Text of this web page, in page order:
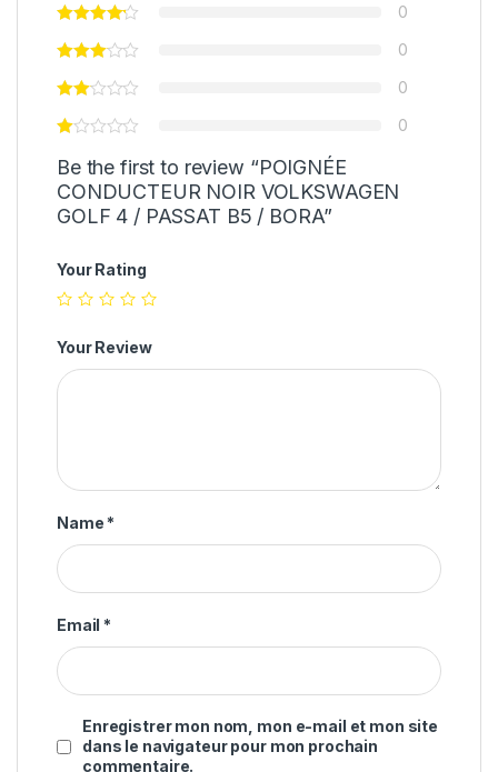
0
0
0
0
Be the first to review “POIGNÉE
CONDUCTEUR NOIR VOLKSWAGEN
GOLF 4 / PASSAT B5 / BORA”
Your Rating
Your Review
Name *
Email *
Enregistrer mon nom, mon e-mail et mon site
dans le navigateur pour mon prochain
commentaire.